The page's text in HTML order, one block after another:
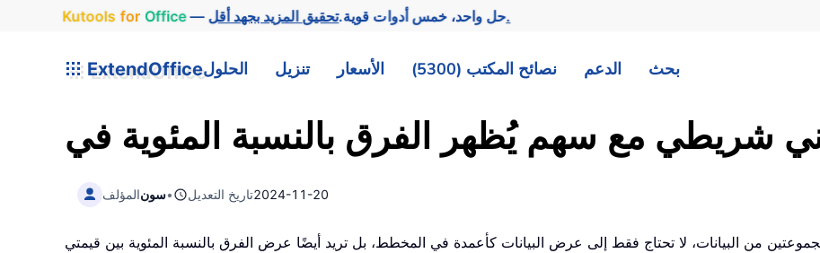
Kutools for Office — حل واحد، خمس أدوات قوية.تحقيق المزيد بجهد أقل.
ExtendOfficeالحلول تنزيل الأسعار نصائح المكتب (5300) الدعم بحث
المؤلفسون• تاريخ التعديل2024-11-20
مجموعتين من البيانات، لا تحتاج فقط إلى عرض البيانات كأعمدة في المخطط، بل تريد أيضًا عرض الفرق بالنسبة المئوية بين قيمتي